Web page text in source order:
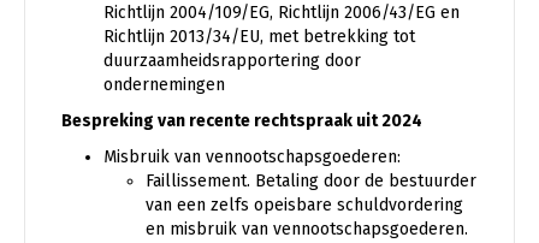
Richtlijn 2004/109/EG, Richtlijn 2006/43/EG en
Richtlijn 2013/34/EU, met betrekking tot
duurzaamheidsrapportering door
ondernemingen
Bespreking van recente rechtspraak uit 2024
Misbruik van vennootschapsgoederen:
Faillissement. Betaling door de bestuurder
van een zelfs opeisbare schuldvordering
en misbruik van vennootschapsgoederen.